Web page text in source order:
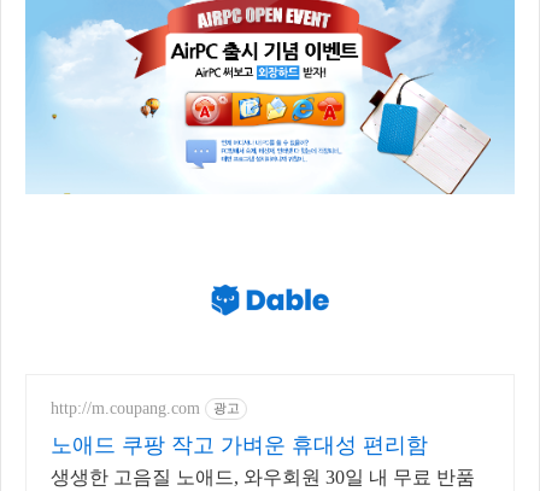
http://m.coupang.com 광고
노애드 쿠팡 작고 가벼운 휴대성 편리함
생생한 고음질 노애드, 와우회원 30일 내 무료 반품